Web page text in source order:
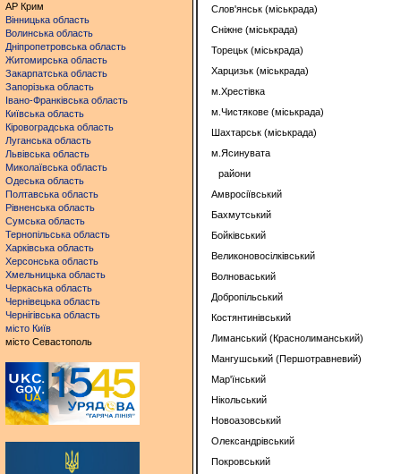
АР Крим
Вінницька область
Волинська область
Дніпропетровська область
Житомирська область
Закарпатська область
Запорізька область
Івано-Франківська область
Київська область
Кіровоградська область
Луганська область
Львівська область
Миколаївська область
Одеська область
Полтавська область
Рівненська область
Сумська область
Тернопільська область
Харківська область
Херсонська область
Хмельницька область
Черкаська область
Чернівецька область
Чернігівська область
місто Київ
місто Севастополь
Слов'янськ (міськрада)
Сніжне (міськрада)
Торецьк (міськрада)
Харцизьк (міськрада)
м.Хрестівка
м.Чистякове (міськрада)
Шахтарськ (міськрада)
м.Ясинувата
райони
Амвросіївський
Бахмутський
Бойківський
Великоновосілківський
Волноваський
Добропільський
Костянтинівський
Лиманський (Краснолиманський)
Мангушський (Першотравневий)
Мар'їнський
Нікольський
Новоазовський
Олександрівський
Покровський